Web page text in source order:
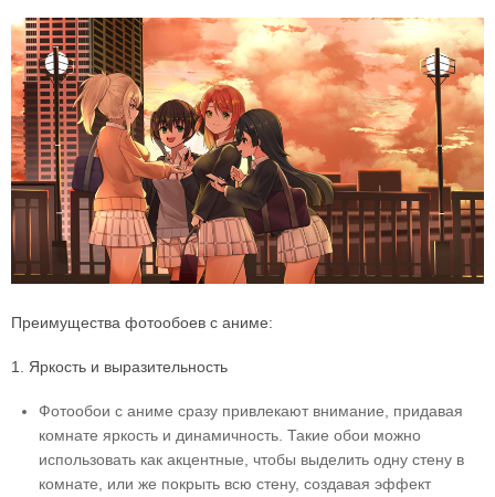
Преимущества фотообоев с аниме:
1. Яркость и выразительность
Фотообои с аниме сразу привлекают внимание, придавая
комнате яркость и динамичность. Такие обои можно
использовать как акцентные, чтобы выделить одну стену в
комнате, или же покрыть всю стену, создавая эффект